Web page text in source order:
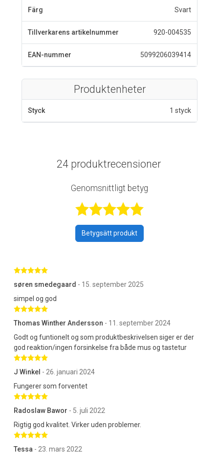
Färg Svart
Tillverkarens artikelnummer 920-004535
EAN-nummer 5099206039414
Produktenheter
Styck 1 styck
24 produktrecensioner
Genomsnittligt betyg
Betygsatt 4,7
Betygsätt produkt
Betygsatt 5 av 5 stjärnor
søren smedegaard - 15. september 2025
simpel og god
Betygsatt 5 av 5 stjärnor
Thomas Winther Andersson - 11. september 2024
Godt og funtionelt og som produktbeskrivelsen siger er der
god reaktion/ingen forsinkelse fra både mus og tastetur
Betygsatt 5 av 5 stjärnor
J Winkel - 26. januari 2024
Fungerer som forventet
Betygsatt 5 av 5 stjärnor
Radoslaw Bawor - 5. juli 2022
Rigtig god kvalitet. Virker uden problemer.
Betygsatt 5 av 5 stjärnor
Tessa - 23. mars 2022